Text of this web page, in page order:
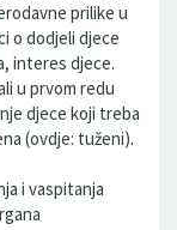
prilike u
o dodjeli djece
interes djece.
u prvom redu
djece koji treba
(ovdje: tuženi).
i vaspitanja